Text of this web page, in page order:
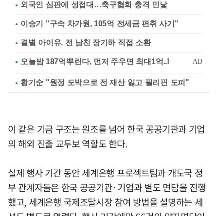
외국인 심판에 성접대…축구협회 충격 민낯
이승기 "구속 차가원, 105억 전세금 편취 사기"
결별 아이유, 전 남친 장기하 직접 소환
황기순 "원정 도박으로 전 재산 잃고 필리핀 도피"
이 같은 기금 구조는 원조를 넘어 한국 공공기관과 기업
의 해외 진출 교두보 역할도 한다.
실제 행사 기간 동안 세계은행 프로젝트팀과 개도국 정
부 관계자들은 한국 공공기관·기업과 별도 면담을 진행
했고, 세계은행 국제조달시장 참여 방법을 설명하는 세